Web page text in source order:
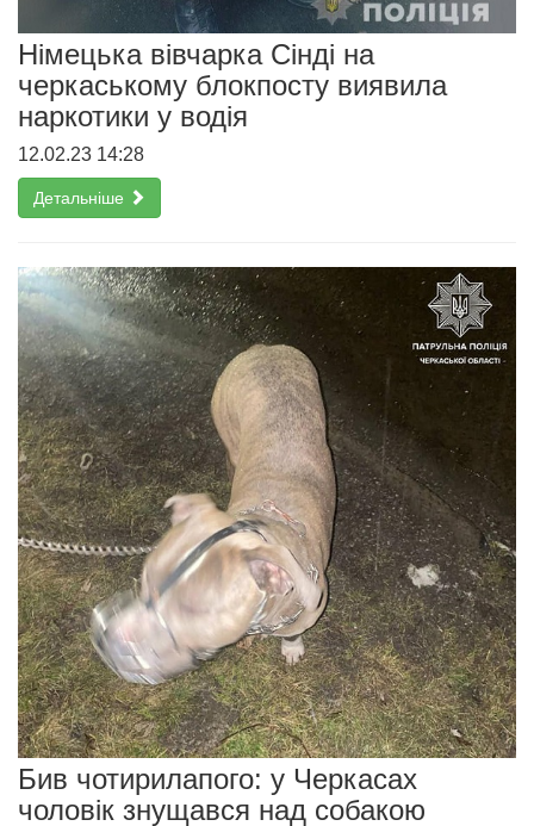
Німецька вівчарка Сінді на
черкаському блокпосту виявила
наркотики у водія
12.02.23 14:28
Детальніше
Бив чотирилапого: у Черкасах
чоловік знущався над собакою